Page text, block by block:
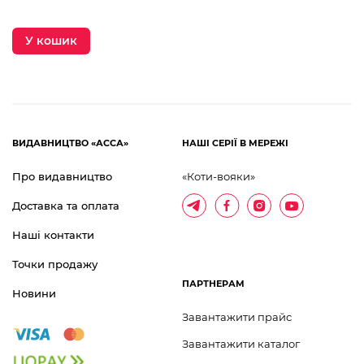
У кошик
ВИДАВНИЦТВО «АССА»
Про видавництво
Доставка та оплата
Наші контакти
Точки продажу
Новини
НАШІ СЕРІЇ В МЕРЕЖІ
«Коти-вояки»
ПАРТНЕРАМ
Завантажити прайс
Завантажити каталог